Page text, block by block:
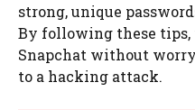
strong, unique
By following these tips,
Snapchat without
to a hacking attack.